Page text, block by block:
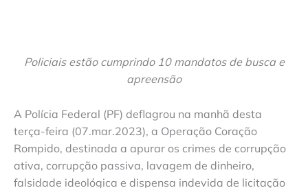
Policiais estão cumprindo 10 mandatos de busca e
apreensão
A Polícia Federal (PF) deflagrou na manhã desta
terça-feira (07.mar.2023), a Operação Coração
Rompido, destinada a apurar os crimes de corrupção
ativa, corrupção passiva, lavagem de dinheiro,
falsidade ideológica e dispensa indevida de licitação